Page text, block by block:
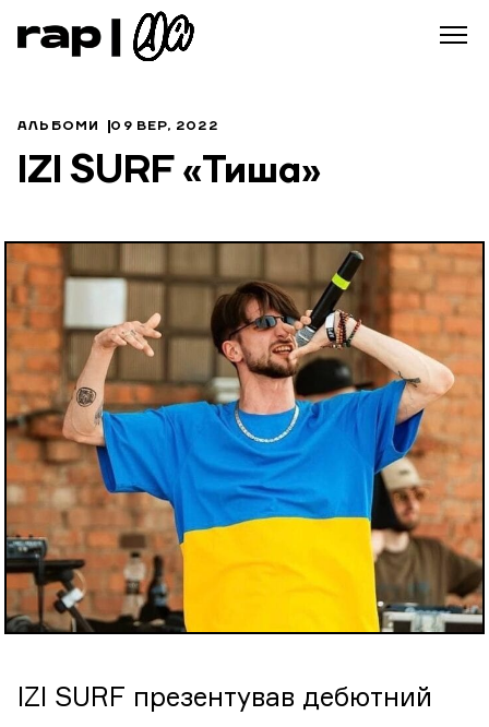
АЛЬБОМИ 09 ВЕР, 2022
IZI SURF «Тиша»
IZI SURF презентував дебютний